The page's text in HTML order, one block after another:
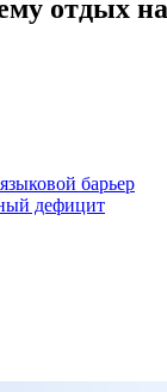
отдых
барьер
дефицит